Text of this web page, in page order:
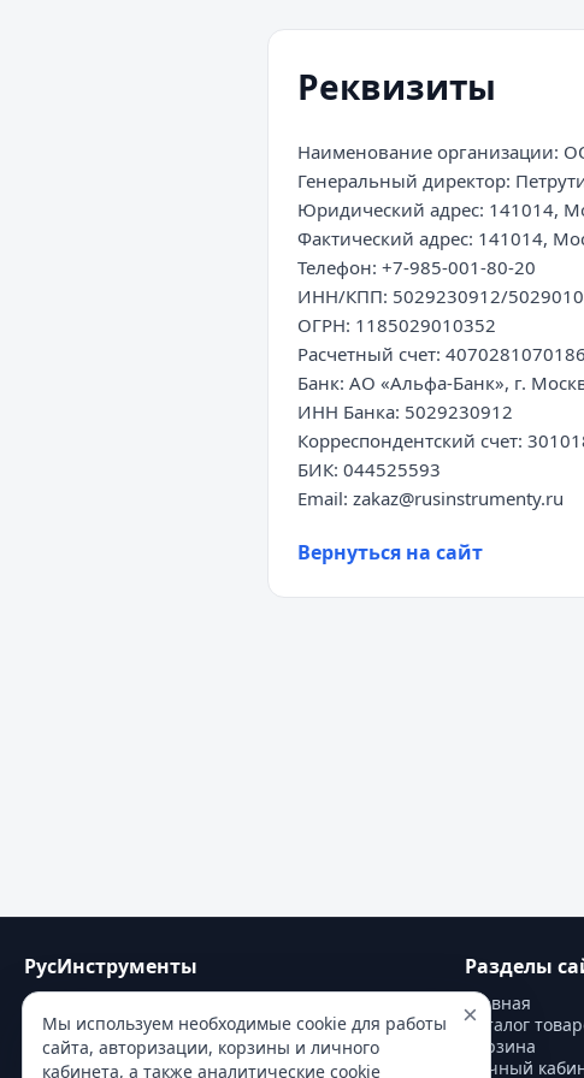
Реквизиты
Наименование организации:
Генеральный директор:
Юридический адрес: 141014,
Фактический адрес: 141014,
Телефон: +7-985-001-80-20
ИНН/КПП: 5029230912/
ОГРН: 1185029010352
Расчетный счет:
Банк: АО «Альфа-Банк», г.
ИНН Банка: 5029230912
Корреспондентский счет:
БИК: 044525593
Email: zakaz@rusinstrumenty.ru
Вернуться на сайт
РусИнструменты
На данном сайте вы найдете большой
ассортимент профессионального и бытового
инструмента.
Разделы
Главная
Каталог
Корзина
Личный
×
Мы используем необходимые cookie для работы
сайта, авторизации, корзины и личного
кабинета, а также аналитические cookie